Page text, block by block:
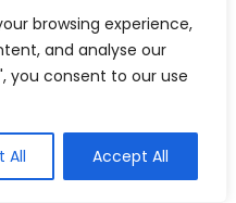
browsing experience,
and analyse our
you consent to our use
All Accept All
Livre
de névoa e
copo
para você que busca